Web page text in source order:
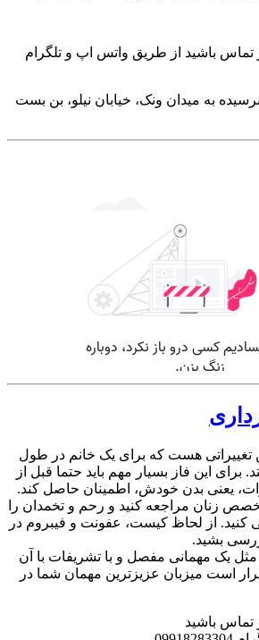
تماس باشید از طریق واتس اپ و تلگرام
به میدان ونک، خیابان نیلو، بن بست
تغییراتی هست که برای یک خانم در طول
برای این فاز بسیار مهم باید حتما قبل از
یعنی بدن خودش، اطمینان حاصل کند.
زنان مراجعه کنید و رحم و تخمدان را
کنید. از لحاظ کیست، عفونت و فیبروم در
بشید.
مثل یک مهمانی مفصل و با تشریفات با آن
است میزبان عزیزترین مهمان شما در
تماس باشید